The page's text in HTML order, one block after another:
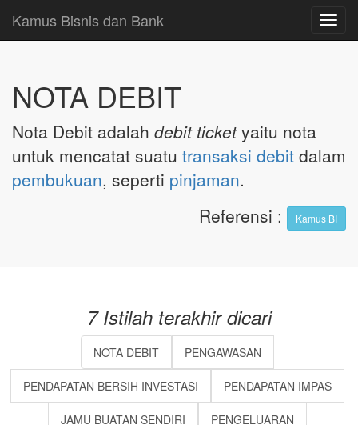
Kamus Bisnis dan Bank
NOTA DEBIT
Nota Debit adalah debit ticketyaitu nota
untuk mencatat suatu transaksi debit dalam
pembukuan, seperti pinjaman.
Referensi : Kamus BI
7 Istilah terakhir dicari
NOTA DEBIT PENGAWASAN
PENDAPATAN BERSIH INVESTASI PENDAPATAN IMPAS
JAMU BUATAN SENDIRI PENGELUARAN